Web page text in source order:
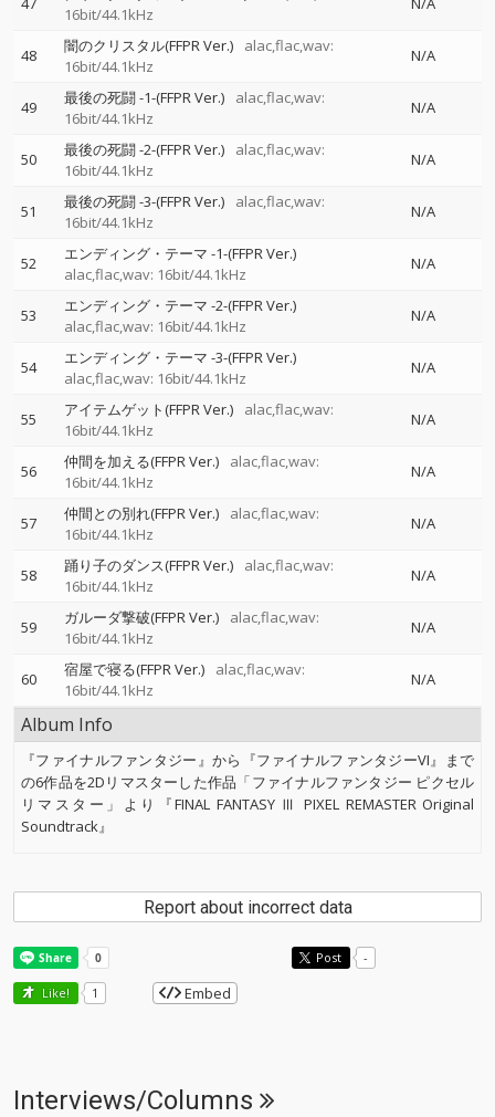
16bit/44.1kHz
48 闇のクリスタル(FFPR Ver.)
alac,flac,wav:
16bit/44.1kHz
N/A
49 最後の死闘 -1-(FFPR Ver.)
alac,flac,wav:
16bit/44.1kHz
N/A
50 最後の死闘 -2-(FFPR Ver.)
alac,flac,wav:
16bit/44.1kHz
N/A
51 最後の死闘 -3-(FFPR Ver.)
alac,flac,wav:
16bit/44.1kHz
N/A
52
エンディング・テーマ -1-(FFPR Ver.)
alac,flac,wav: 16bit/44.1kHz
N/A
53
エンディング・テーマ -2-(FFPR Ver.)
alac,flac,wav: 16bit/44.1kHz
N/A
54
エンディング・テーマ -3-(FFPR Ver.)
alac,flac,wav: 16bit/44.1kHz
N/A
55 アイテムゲット(FFPR Ver.)
alac,flac,wav:
16bit/44.1kHz
N/A
56 仲間を加える(FFPR Ver.)
alac,flac,wav:
16bit/44.1kHz
N/A
57 仲間との別れ(FFPR Ver.)
alac,flac,wav:
16bit/44.1kHz
N/A
58 踊り子のダンス(FFPR Ver.)
alac,flac,wav:
16bit/44.1kHz
N/A
59 ガルーダ撃破(FFPR Ver.)
alac,flac,wav:
16bit/44.1kHz
N/A
60 宿屋で寝る(FFPR Ver.)
alac,flac,wav:
16bit/44.1kHz
N/A
Album Info
『ファイナルファンタジー』から『ファイナルファンタジーVI』まで
の6作品を2Dリマスターした作品「ファイナルファンタジー ピクセル
リマスター」より『FINAL FANTASY Ⅲ PIXEL REMASTER Original
Soundtrack』
Report about incorrect data
Post -
Like! 1 Embed
Interviews/Columns